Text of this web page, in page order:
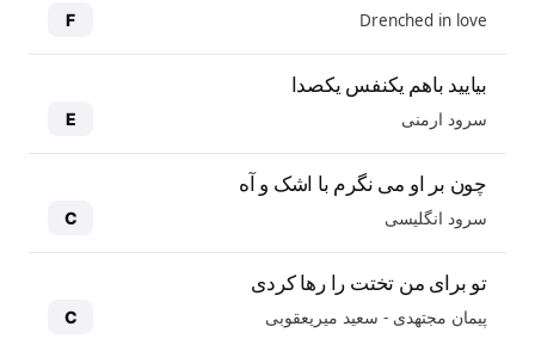
Drenched in love
F
بیایید باهم یکنفس یکصدا
سرود ارمنی E
چون بر او می نگرم با اشک و آه
سرود انگلیسی C
تو برای من تختت را رها کردی
پیمان مجتهدی - سعید میریعقوبی C